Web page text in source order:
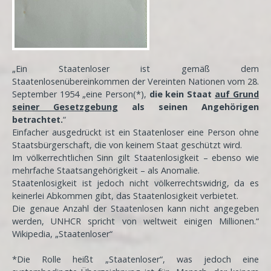
„Ein Staatenloser ist gemäß dem
Staatenlosenübereinkommen der Vereinten Nationen vom 28.
September 1954 „eine Person(*), die kein Staat auf Grund
seiner Gesetzgebung als seinen Angehörigen
betrachtet.“
Einfacher ausgedrückt ist ein Staatenloser eine Person ohne
Staatsbürgerschaft, die von keinem Staat geschützt wird.
Im völkerrechtlichen Sinn gilt Staatenlosigkeit – ebenso wie
mehrfache Staatsangehörigkeit – als Anomalie.
Staatenlosigkeit ist jedoch nicht völkerrechtswidrig, da es
keinerlei Abkommen gibt, das Staatenlosigkeit verbietet.
Die genaue Anzahl der Staatenlosen kann nicht angegeben
werden, UNHCR spricht von weltweit einigen Millionen.“
Wikipedia, „Staatenloser“
*Die Rolle heißt „Staatenloser“, was jedoch eine